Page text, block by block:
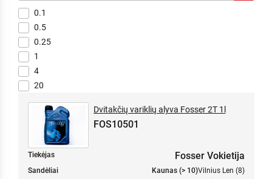
0.1
0.5
0.25
1
4
20
Dvitakčių variklių alyva Fosser 2T 1l
FOS10501
Tiekėjas Fosser Vokietija
Sandėliai Kaunas (> 10)Vilnius Len (8)